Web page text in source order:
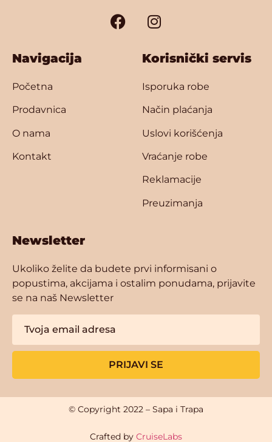
Navigacija
Početna
Prodavnica
O nama
Kontakt
Korisnički servis
Isporuka robe
Način plaćanja
Uslovi korišćenja
Vraćanje robe
Reklamacije
Preuzimanja
Newsletter
Ukoliko želite da budete prvi informisani o
popustima, akcijama i ostalim ponudama, prijavite
se na naš Newsletter
PRIJAVI SE
© Copyright 2022 – Sapa i Trapa
Crafted by CruiseLabs